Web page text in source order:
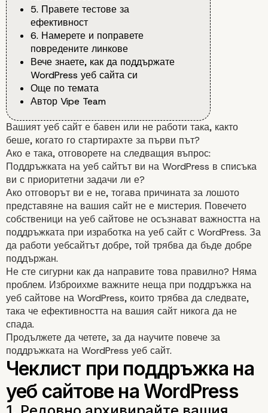
5. Правете тестове за
ефективност
6. Намерете и поправете
повредените линкове
Вече знаете, как да поддържате
WordPress уеб сайта си
Още по темата
Автор Vipe Team
Вашият уеб сайт е бавен или не работи така, както
беше, когато го стартирахте за първи път?
Ако е така, отговорете на следващия въпрос:
Поддръжката на уеб сайтът ви на WordPress в списъка
ви с приоритетни задачи ли е?
Ако отговорът ви е не, тогава причината за лошото
представяне на вашия сайт не е мистерия. Повечето
собственици на уеб сайтове не осъзнават важността на
поддръжката при изработка на уеб сайт с WordPress. За
да работи уебсайтът добре, той трябва да бъде добре
поддържан.
Не сте сигурни как да направите това правилно? Няма
проблем. Изброихме важните неща при поддръжка на
уеб сайтове на WordPress, които трябва да следвате,
така че ефективността на вашия сайт никога да не
спада.
Продължете да четете, за да научите повече за
поддръжката на WordPress уеб сайт.